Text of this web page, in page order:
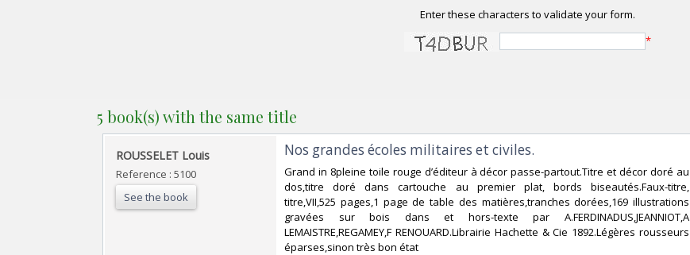
Enter these characters to validate your form.
*
5 book(s) with the same title
‎ROUSSELET Louis‎
Reference : 5100
See the book
‎Nos grandes écoles militaires et civiles. ‎
‎Grand in 8pleine toile rouge d’éditeur à décor passe-partout.Titre et décor doré au
dos,titre doré dans cartouche au premier plat, bords biseautés.Faux-titre,
titre,VII,525 pages,1 page de table des matières,tranches dorées,169 illustrations
gravées sur bois dans et hors-texte par A.FERDINADUS,JEANNIOT,A
LEMAISTRE,REGAMEY,F RENOUARD.Librairie Hachette & Cie 1892.Légères rousseurs
éparses,sinon très bon état ‎